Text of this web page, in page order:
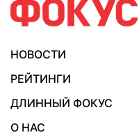
НОВОСТИ
РЕЙТИНГИ
ДЛИННЫЙ ФОКУС
О НАС